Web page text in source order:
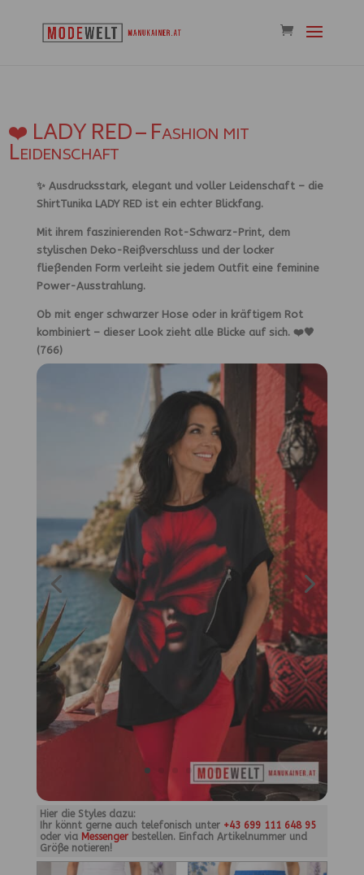
❤️ LADY RED – Fashion mit
Leidenschaft
✨ Ausdrucksstark, elegant und voller Leidenschaft – die
ShirtTunika LADY RED ist ein echter Blickfang.
Mit ihrem faszinierenden Rot-Schwarz-Print, dem
stylischen Deko-Reißverschluss und der locker
fließenden Form verleiht sie jedem Outfit eine feminine
Power-Ausstrahlung.
Ob mit enger schwarzer Hose oder in kräftigem Rot
kombiniert – dieser Look zieht alle Blicke auf sich. ❤️🖤
(766)
Hier die Styles dazu:
Ihr könnt gerne auch telefonisch unter +43 699 111 648 95
oder via Messengerbestellen. Einfach Artikelnummer und
Größe notieren!